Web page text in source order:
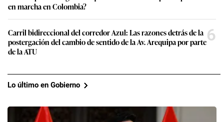
en marcha en Colombia?
Carril bidireccional del corredor Azul: Las razones detrás de la
postergación del cambio de sentido de la Av. Arequipa por parte
de la ATU
6
Lo último en Gobierno